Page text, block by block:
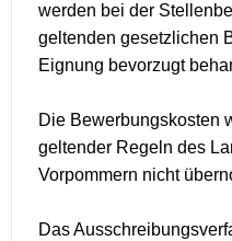
werden bei der
geltenden gesetzlichen
Eignung bevorzugt
Die Bewerbungskosten
geltender Regeln des
Vorpommern nicht
Das